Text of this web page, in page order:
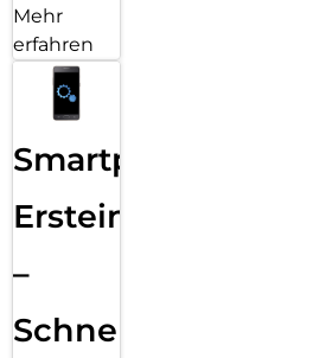
Mehr
erfahren
Smartphone
Ersteinrichtung
–
Schnelle